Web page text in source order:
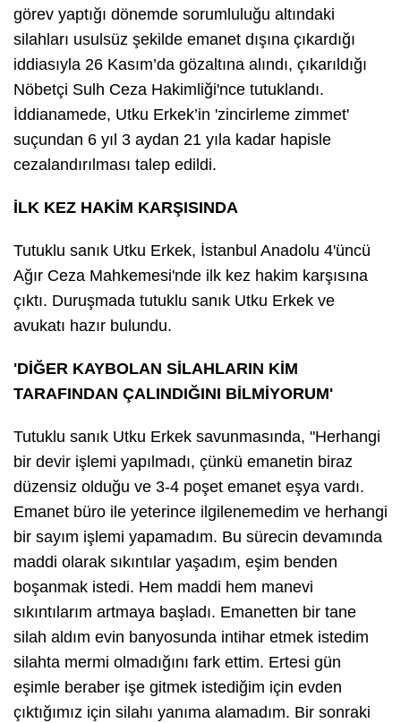
görev yaptığı dönemde sorumluluğu altındaki
silahları usulsüz şekilde emanet dışına çıkardığı
iddiasıyla 26 Kasım’da gözaltına alındı, çıkarıldığı
Nöbetçi Sulh Ceza Hakimliği'nce tutuklandı.
İddianamede, Utku Erkek’in 'zincirleme zimmet'
suçundan 6 yıl 3 aydan 21 yıla kadar hapisle
cezalandırılması talep edildi.
İLK KEZ HAKİM KARŞISINDA
Tutuklu sanık Utku Erkek, İstanbul Anadolu 4'üncü
Ağır Ceza Mahkemesi'nde ilk kez hakim karşısına
çıktı. Duruşmada tutuklu sanık Utku Erkek ve
avukatı hazır bulundu.
'DİĞER KAYBOLAN SİLAHLARIN KİM
TARAFINDAN ÇALINDIĞINI BİLMİYORUM'
Tutuklu sanık Utku Erkek savunmasında, "Herhangi
bir devir işlemi yapılmadı, çünkü emanetin biraz
düzensiz olduğu ve 3-4 poşet emanet eşya vardı.
Emanet büro ile yeterince ilgilenemedim ve herhangi
bir sayım işlemi yapamadım. Bu sürecin devamında
maddi olarak sıkıntılar yaşadım, eşim benden
boşanmak istedi. Hem maddi hem manevi
sıkıntılarım artmaya başladı. Emanetten bir tane
silah aldım evin banyosunda intihar etmek istedim
silahta mermi olmadığını fark ettim. Ertesi gün
eşimle beraber işe gitmek istediğim için evden
çıktığımız için silahı yanıma alamadım. Bir sonraki